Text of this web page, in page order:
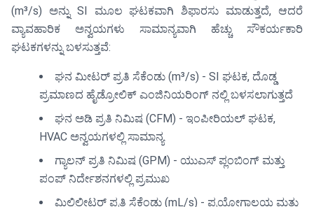
(m³/s) ಅನ್ನು SI ಮೂಲ ಘಟಕವಾಗಿ ಶಿಫಾರಸು ಮಾಡುತ್ತದೆ, ಆದರೆ
ವ್ಯಾವಹಾರಿಕ ಅನ್ವಯಗಳು ಸಾಮಾನ್ಯವಾಗಿ ಹೆಚ್ಚು ಸೌಕರ್ಯಕಾರಿ
ಘಟಕಗಳನ್ನು ಬಳಸುತ್ತವೆ:
ಘನ ಮೀಟರ್ ಪ್ರತಿ ಸೆಕೆಂಡು (m³/s) - SI ಘಟಕ, ದೊಡ್ಡ
ಪ್ರಮಾಣದ ಹೈಡ್ರೋಲಿಕ್ ಎಂಜಿನಿಯರಿಂಗ್ ನಲ್ಲಿ ಬಳಸಲಾಗುತ್ತದೆ
ಘನ ಅಡಿ ಪ್ರತಿ ನಿಮಿಷ (CFM) - ಇಂಪೀರಿಯಲ್ ಘಟಕ,
HVAC ಅನ್ವಯಗಳಲ್ಲಿ ಸಾಮಾನ್ಯ
ಗ್ಯಾಲನ್ ಪ್ರತಿ ನಿಮಿಷ (GPM) - ಯುಎಸ್ ಪ್ಲಂಬಿಂಗ್ ಮತ್ತು
ಪಂಪ್ ನಿರ್ದೇಶನಗಳಲ್ಲಿ ಪ್ರಮುಖ
ಮಿಲ್ಲಿಲೀಟರ್ ಪ್ರತಿ ಸೆಕೆಂಡು (mL/s) - ಪ್ರಯೋಗಾಲಯ ಮತ್ತು